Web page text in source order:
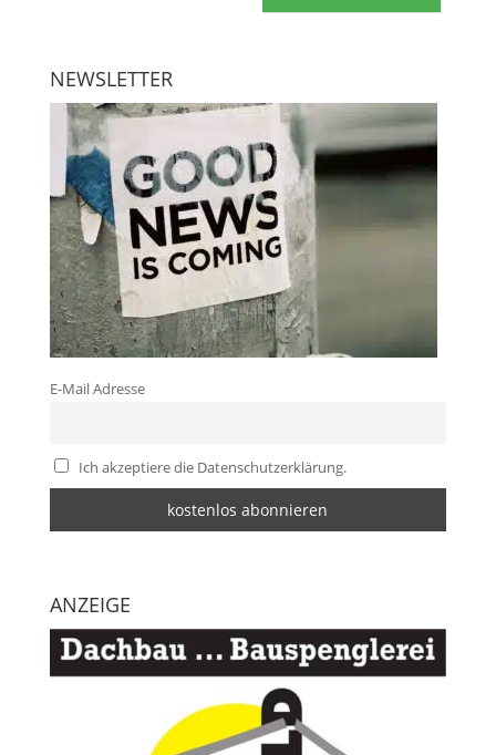
NEWSLETTER
E-Mail Adresse
Ich akzeptiere die Datenschutzerklärung.
ANZEIGE